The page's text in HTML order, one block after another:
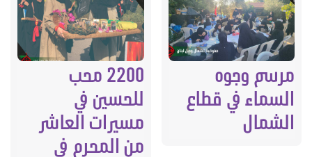
2200 محب
للحسين في
مسيرات العاشر
من المحرم في
مرسم وجوه
السماء في قطاع
الشمال